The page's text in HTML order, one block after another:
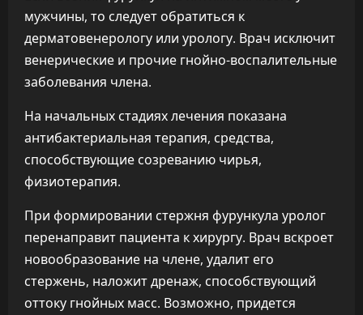
мужчины, то следует обратиться к
дерматовенерологу или урологу. Врач исключит
венерические и прочие гнойно-воспалительные
заболевания члена.
На начальных стадиях лечения показана
антибактериальная терапия, средства,
способствующие созреванию чирья,
физиотерапия.
При формировании стержня фурункула уролог
перенаправит пациента к хирургу. Врач вскроет
новообразование на члене, удалит его
стержень, наложит дренаж, способствующий
оттоку гнойных масс. Возможно, придется